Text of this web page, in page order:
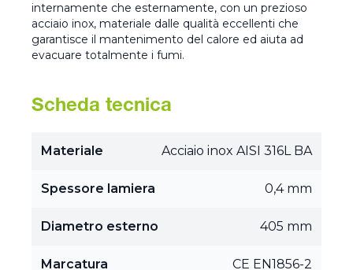
internamente che esternamente, con un prezioso
acciaio inox, materiale dalle qualità eccellenti che
garantisce il mantenimento del calore ed aiuta ad
evacuare totalmente i fumi.
Scheda tecnica
Materiale Acciaio inox AISI 316L BA
Spessore lamiera 0,4 mm
Diametro esterno 405 mm
Marcatura CE EN1856-2